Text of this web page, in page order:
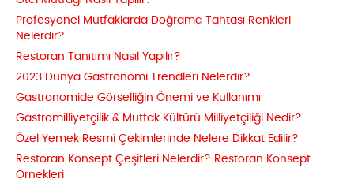
Profesyonel Mutfaklarda Doğrama Tahtası Renkleri
Nelerdir?
Restoran Tanıtımı Nasıl Yapılır?
2023 Dünya Gastronomi Trendleri Nelerdir?
Gastronomide Görselliğin Önemi ve Kullanımı
Gastromilliyetçilik & Mutfak Kültürü Milliyetçiliği Nedir?
Özel Yemek Resmi Çekimlerinde Nelere Dikkat Edilir?
Restoran Konsept Çeşitleri Nelerdir? Restoran Konsept
Örnekleri